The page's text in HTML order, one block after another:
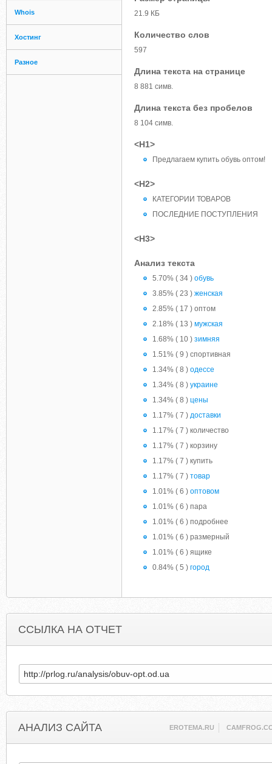
Whois
Хостинг
Разное
21.9 КБ
Количество слов
597
Длина текста на странице
8 881 симв.
Длина текста без пробелов
8 104 симв.
<H1>
Предлагаем купить обувь оптом!
<H2>
КАТЕГОРИИ ТОВАРОВ
ПОСЛЕДНИЕ ПОСТУПЛЕНИЯ
<H3>
Анализ текста
5.70% ( 34 ) обувь
3.85% ( 23 ) женская
2.85% ( 17 ) оптом
2.18% ( 13 ) мужская
1.68% ( 10 ) зимняя
1.51% ( 9 ) спортивная
1.34% ( 8 ) одессе
1.34% ( 8 ) украине
1.34% ( 8 ) цены
1.17% ( 7 ) доставки
1.17% ( 7 ) количество
1.17% ( 7 ) корзину
1.17% ( 7 ) купить
1.17% ( 7 ) товар
1.01% ( 6 ) оптовом
1.01% ( 6 ) пара
1.01% ( 6 ) подробнее
1.01% ( 6 ) размерный
1.01% ( 6 ) ящике
0.84% ( 5 ) город
ССЫЛКА НА ОТЧЕТ
АНАЛИЗ САЙТА EROTEMA.RU